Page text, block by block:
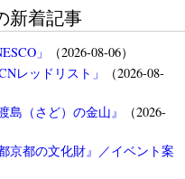
新着記事
」
（2026-08-06）
レッドリスト」
（2026-08-
島（さど）の金山』
（2026-
京都の文化財』／イベント案